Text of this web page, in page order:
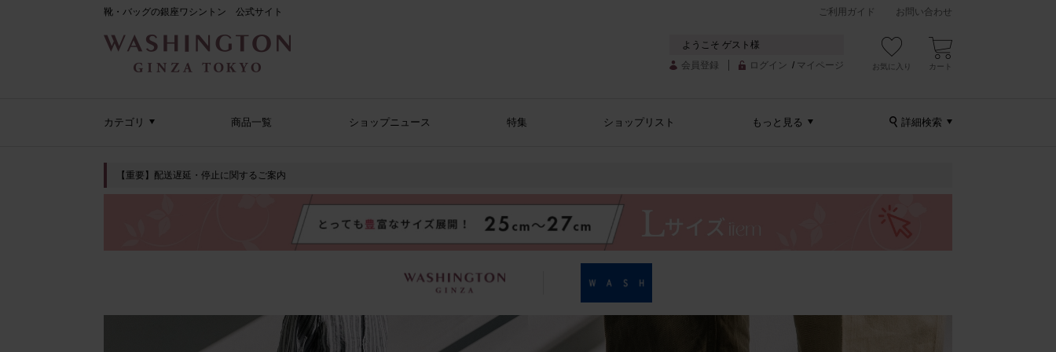
靴・バッグの銀座ワシントン 公式サイト ご利用ガイド お問い合わせ
ようこそ ゲスト様
会員登録
ログイン / マイページ お気に入り カート
カテゴリ 商品一覧 ショップニュース 特集 ショップリスト もっと見る 詳細検索
【重要】配送遅延・停止に関するご案内